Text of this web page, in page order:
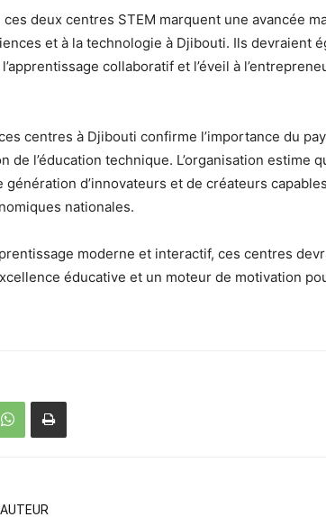
deux centres STEM marquent une avancée
et à la technologie à Djibouti. Ils devraient
collaboratif et l’éveil à
centres à Djibouti confirme l’importance du
de l’éducation technique. L’organisation estime
d’innovateurs et de créateurs capables
nationales.
moderne et interactif, ces centres
éducative et un moteur de motivation